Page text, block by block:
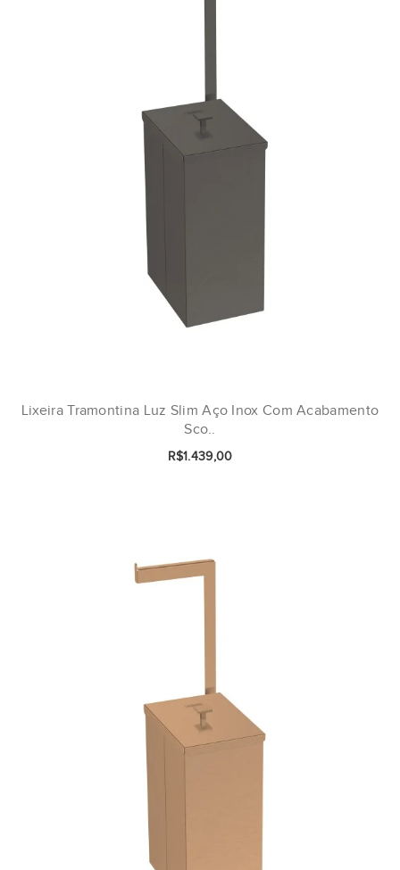
Lixeira Tramontina Luz Slim Aço Inox Com Acabamento
Sco..
R$1.439,00